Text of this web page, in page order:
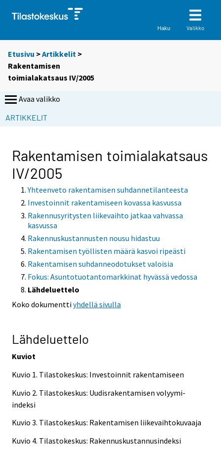
Haku Valikko
Etusivu >Artikkelit >
Rakentamisen
toimialakatsaus IV/2005
Avaa valikko
ARTIKKELIT
Rakentamisen toimialakatsaus
IV/2005
Yhteenveto rakentamisen suhdannetilanteesta
Investoinnit rakentamiseen kovassa kasvussa
Rakennusyritysten liikevaihto jatkaa vahvassa
kasvussa
Rakennuskustannusten nousu hidastuu
Rakentamisen työllisten määrä kasvoi ripeästi
Rakentamisen suhdanneodotukset valoisia
Fokus: Asuntotuotantomarkkinat hyvässä vedossa
Lähdeluettelo
Koko dokumenttiyhdellä sivulla
Lähdeluettelo
Kuviot
Kuvio 1. Tilastokeskus: Investoinnit rakentamiseen
Kuvio 2. Tilastokeskus: Uudisrakentamisen volyymi-
indeksi
Kuvio 3. Tilastokeskus: Rakentamisen liikevaihtokuvaaja
Kuvio 4. Tilastokeskus: Rakennuskustannusindeksi